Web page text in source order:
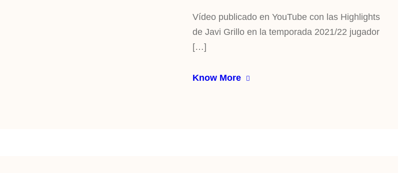
Vídeo publicado en YouTube con las Highlights
de Javi Grillo en la temporada 2021/22 jugador
[…]
Know More